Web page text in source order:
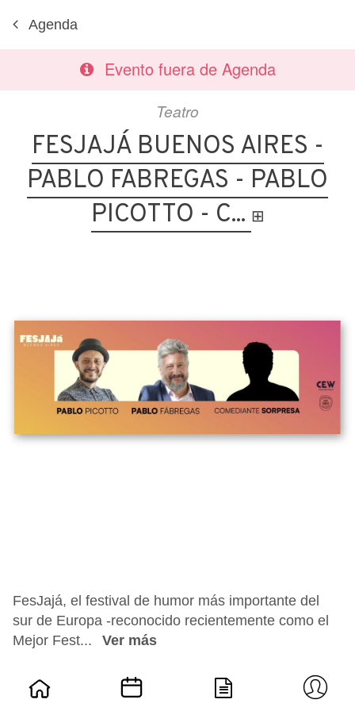
Agenda
Evento fuera de Agenda
Teatro
FESJAJÁ BUENOS AIRES -
PABLO FABREGAS - PABLO
PICOTTO - C... ⊞
FesJajá, el festival de humor más importante del
sur de Europa -reconocido recientemente como el
Mejor Fest...
Ver más